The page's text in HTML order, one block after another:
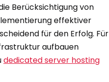
Berücksichtigung von
effektiver
für den Erfolg. Für
aufbauen
dedicated server hosting